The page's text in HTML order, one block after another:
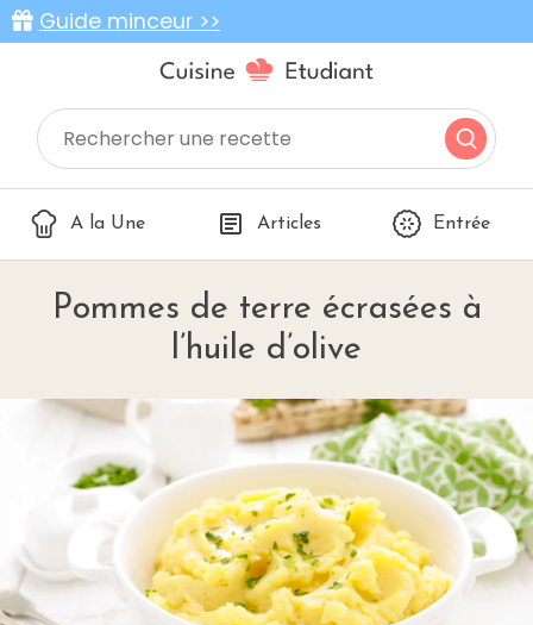
Guide minceur >>
A la Une Articles Entrée
Pommes de terre écrasées à
l’huile d’olive